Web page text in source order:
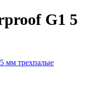
G1 5